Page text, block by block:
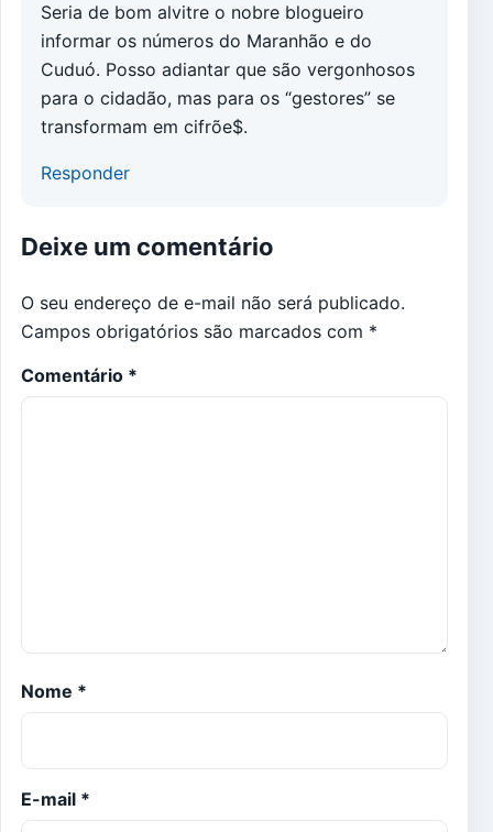
Seria de bom alvitre o nobre blogueiro
informar os números do Maranhão e do
Cuduó. Posso adiantar que são vergonhosos
para o cidadão, mas para os “gestores” se
transformam em cifrõe$.
Responder
Deixe um comentário
O seu endereço de e-mail não será publicado.
Campos obrigatórios são marcados com *
Comentário *
Nome *
E-mail *